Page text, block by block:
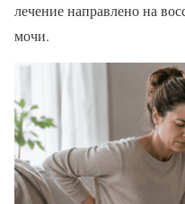
лечение направлено на
мочи.